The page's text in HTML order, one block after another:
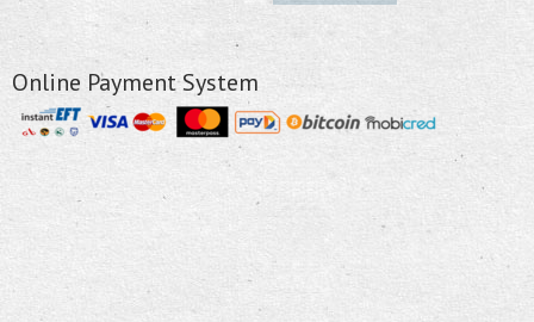
Online Payment System